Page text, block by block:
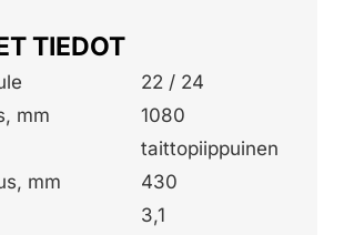
TIEDOT
22 / 24
mm
1080
taittopiippuinen
mm
430
3,1